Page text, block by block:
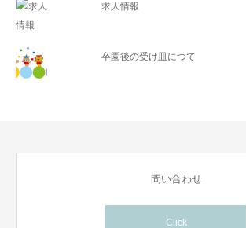
求人情報
卒園後の受け皿につて
問い合わせ
Click